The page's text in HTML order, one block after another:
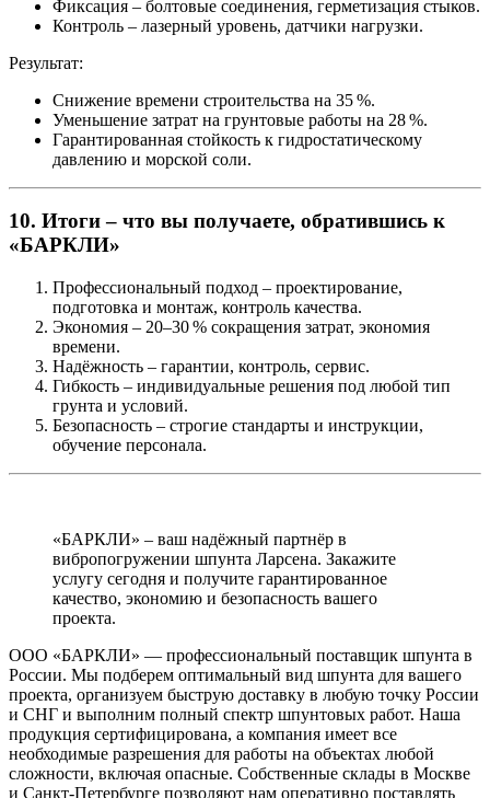
Фиксация – болтовые соединения, герметизация стыков.
Контроль – лазерный уровень, датчики нагрузки.
Результат:
Снижение времени строительства на 35 %.
Уменьшение затрат на грунтовые работы на 28 %.
Гарантированная стойкость к гидростатическому
давлению и морской соли.
10. Итоги – что вы получаете, обратившись к
«БАРКЛИ»
Профессиональный подход – проектирование,
подготовка и монтаж, контроль качества.
Экономия – 20–30 % сокращения затрат, экономия
времени.
Надёжность – гарантии, контроль, сервис.
Гибкость – индивидуальные решения под любой тип
грунта и условий.
Безопасность – строгие стандарты и инструкции,
обучение персонала.
«БАРКЛИ» – ваш надёжный партнёр в
вибропогружении шпунта Ларсена. Закажите
услугу сегодня и получите гарантированное
качество, экономию и безопасность вашего
проекта.
ООО «БАРКЛИ» — профессиональный поставщик шпунта в
России. Мы подберем оптимальный вид шпунта для вашего
проекта, организуем быструю доставку в любую точку России
и СНГ и выполним полный спектр шпунтовых работ. Наша
продукция сертифицирована, а компания имеет все
необходимые разрешения для работы на объектах любой
сложности, включая опасные. Собственные склады в Москве
и Санкт-Петербурге позволяют нам оперативно поставлять